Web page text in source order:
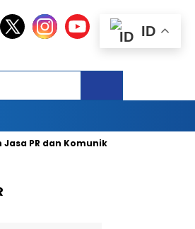
PR dan Komunikasi Terpadu Lewat
ID